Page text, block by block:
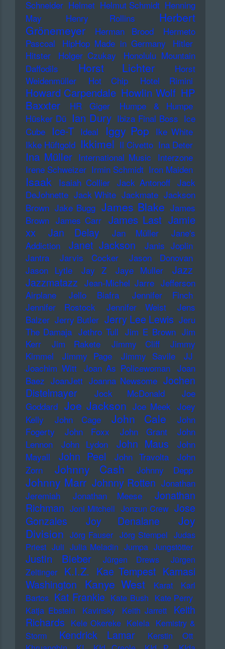
Schneider Helmet Helmut Schmidt Henning
May
Henry Rollins
Herbert
Grönemeyer
Herman Brood
Hermeto
Pascoal
HipHop Made in Germany
Hitler
Hitster
Holger Czukay
Honolulu Mountain
Daffodils
Horst Lichter
Horst
Weidenmüller
Hot Chip Hotel Rimini
Howard Carpendale Howlin Wolf HP
Baxxter
HR Giger
Humpe & Humpe
Hüsker Dü Ian Dury Ibiza Final Boss Ice
Cube
Ice-T Ideal Iggy Pop Ike White
Ikke Hüftgold Ikkimel Il Civetto Ina Deter
Ina Müller International Music Interzone
Irene Schweizer Irmin Schmidt Iron Maiden
Isaak Isaiah Collier Jack Antonoff Jack
DeJohnette Jack White Jackmate Jackson
Brown Jake Bugg James Blake James
Brown James Carr James Last Jamie
xx
Jan Delay Jan Müller
Jane's
Addiction
Janet Jackson
Janis Joplin
Jantra
Jarvis Cocker
Jason Donovan
Jason Lytle
Jay Z Jaye Muller
Jazz
Jazzmatazz Jean-Michel Jarre Jefferson
Airplane
Jello Biafra
Jennifer Finch
Jennifer Rostock
Jennifer Weist
Jens
Balzer Jerry Butler Jerry Lee Lewis Jeru
The Damaja Jethro Tull Jim E Brown Jim
Kerr
Jim Rakete Jimmy Cliff
Jimmy
Kimmel
Jimmy Page Jimmy Savile
JJ
Joachim Witt Joan As Policewoman Joan
Baez JoanJett Joanna Newsome Jochen
Distelmayer
Jock McDonald
Joe
Goddard Joe Jackson Joe Meek Joey
Kelly
John Cage John Cale
John
Fogerty
John Foxx John Grant
John
Lennon
John Lydon John Maus
John
Mayall
John Peel John Travolta
John
Zorn
Johnny Cash Johnny Depp
Johnny Marr Johnny Rotten Jonathan
Jeremiah
Jonathan Meese
Jonathan
Richman Joni Mitchell Jonzun Crew Jose
Gonzales
Joy Denalane
Joy
Division Jörg Fauser Jörg Stempel Judas
Priest Juli Julia Meladin Jumpa Jungstötter
Justin Bieber Jürgen Drews
Jürgen
Zeltinger
K.I.Z. Kae Tempest Kamasi
Washington
Kanye West Karat
Karl
Bartos Kat Frankie Kate Bush Kate Perry
Katja Ebstein
Kavinsky Keith Jarrett
Keith
Richards Kele Okereke Kelela Kemistry &
Storm
Kendrick Lamar
Kerstin Ott